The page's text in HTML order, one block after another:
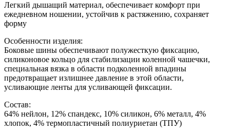
Легкий дышащий материал, обеспечивает комфорт при
ежедневном ношении, устойчив к растяжению, сохраняет
форму
Особенности изделия:
Боковые шины обеспечивают полужесткую фиксацию,
силиконовое кольцо для стабилизации коленной чашечки,
специальная вязка в области подколенной впадины
предотвращает излишнее давление в этой области,
усливающие ленты для усливающей фиксации.
Состав:
64% нейлон, 12% спандекс, 10% силикон, 6% металл, 4%
хлопок, 4% термопластичный полиуриетан (ТПУ)